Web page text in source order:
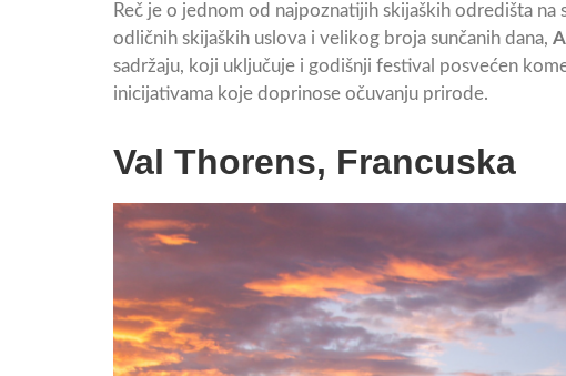
Reč je o jednom od najpoznatijih skijaških odredišta
odličnih skijaških uslova i velikog broja sunčanih dana,
sadržaju, koji uključuje i godišnji festival posvećen
inicijativama koje doprinose očuvanju prirode.
Val Thorens, Francuska